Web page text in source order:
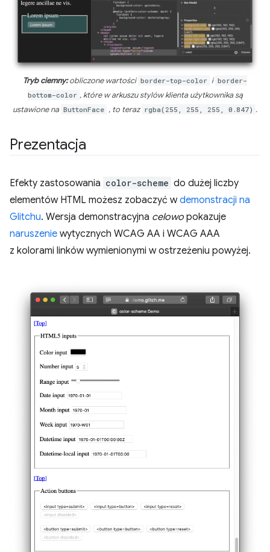
Tryb ciemny:obliczone wartości border-top-color i border-
bottom-color , które w arkuszu stylów klienta użytkownika są
ustawione na ButtonFace , to teraz rgba(255, 255, 255, 0.847) .
Prezentacja
Efekty zastosowania color-scheme do dużej liczby
elementów HTML możesz zobaczyć wdemonstracji na
Glitchu. Wersja demonstracyjna celowo pokazuje
naruszenie wytycznych WCAG AA i WCAG AAA
z kolorami linków wymienionymi w ostrzeżeniu powyżej.